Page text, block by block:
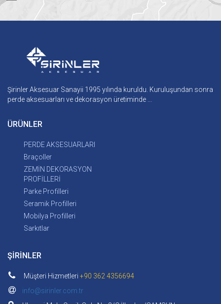
Şirinler Aksesuar Sanayii 1995 yılında kuruldu. Kuruluşundan sonra
perde aksesuarları ve dekorasyon üretiminde ...
ÜRÜNLER
PERDE AKSESUARLARI
Braçoller
ZEMİN DEKORASYON
PROFİLLERİ
Parke Profilleri
Seramik Profilleri
Mobilya Profilleri
Sarkıtlar
ŞİRİNLER
Müşteri Hizmetleri +90 362 4356694
info@sirinler.com.tr